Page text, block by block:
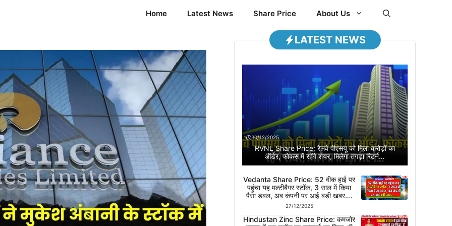
Home Latest News Share Price About Us
LATEST NEWS
30/12/2025
RVNL Share Price: रेलवे पीएसयू को मिला करोड़ों का
ऑर्डर, फोकस में रहेंगे शेयर, मिलेगा तगड़ा रिटर्न…
Vedanta Share Price: 52 वीक हाई पर
पहुंचा यह मल्टीबैगर स्टॉक, 3 साल में किया
पैसा डबल, अब कंपनी पर आई बड़ी खबर….
27/12/2025
Hindustan Zinc Share Price: कमजोर